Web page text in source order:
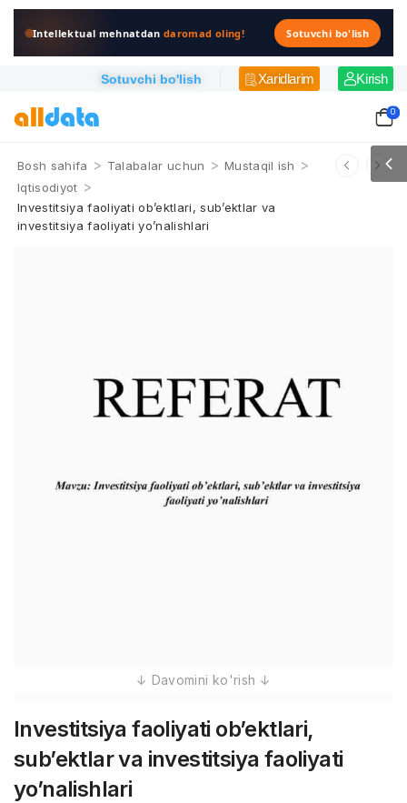
Intellektual mehnatdandaromad oling! Sotuvchi bo'lish
Sotuvchi bo'lish Xaridlarim Kirish
0
Bosh sahifa > Talabalar uchun > Mustaqil ish >
Iqtisodiyot >
Investitsiya faoliyati ob’ektlari, sub’ektlar va
investitsiya faoliyati yo’nalishlari
Investitsiya faoliyati ob’ektlari,
sub’ektlar va investitsiya faoliyati
yo’nalishlari